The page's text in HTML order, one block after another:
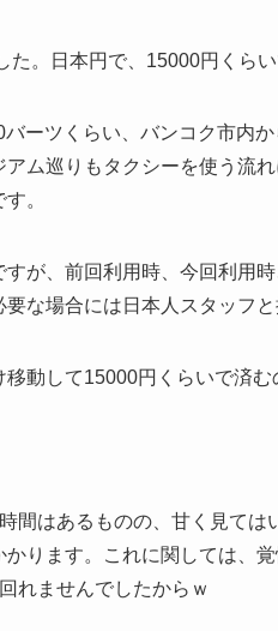
。日本円で、15000円くらい
ーツくらい、バンコク市内
ム巡りもタクシーを使う流
。
が、前回利用時、今回利用
な場合には日本人スタッフ
動して15000円くらいで済む
間はあるものの、甘く見て
ります。これに関しては、
れませんでしたからｗ